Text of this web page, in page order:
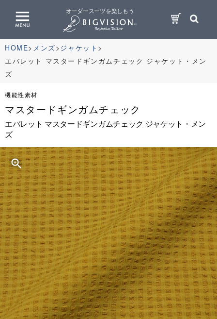
オーダースーツを楽しもう
HOME メンズ ジャケット
エバレット マスタードギンガムチェック ジャケット・メン
ズ
機能性素材
マスタードギンガムチェック
エバレット マスタードギンガムチェック ジャケット・メン
ズ
zoom_in